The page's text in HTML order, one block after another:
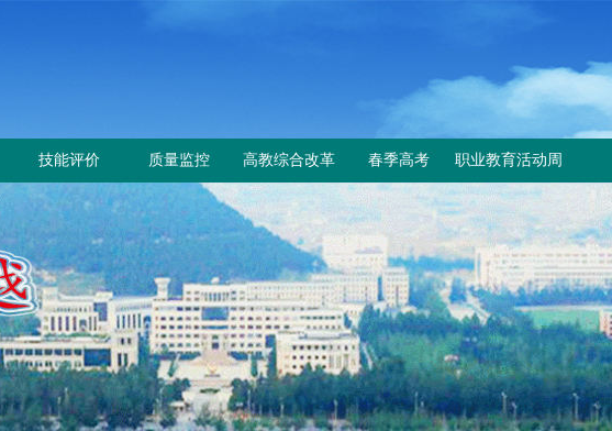
技能评价
工作信息
政策规定
评价计划
证书查询
质量监控
工作动态
规章制度
高教综合改革
教育部与省教育厅文件
改革工作推进情况
春季高考
上级文件
通知公告
成绩查询
职业教育活动周